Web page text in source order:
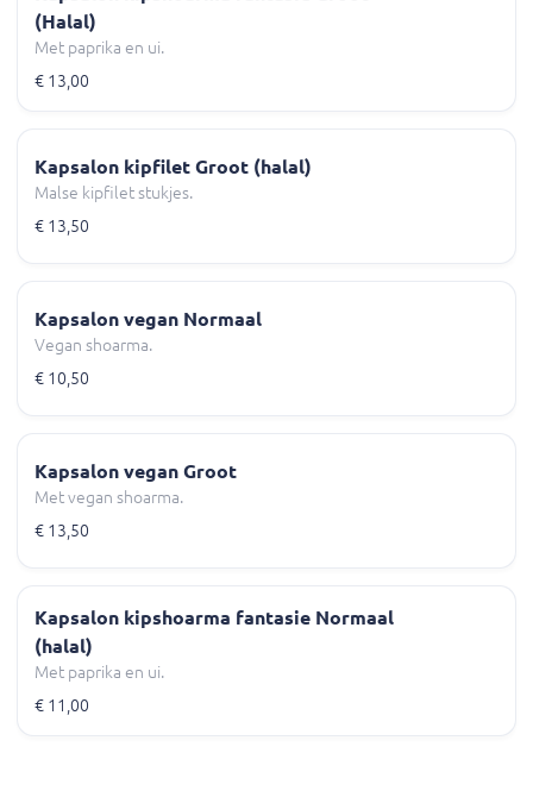
(Halal)
Met paprika en ui.
€ 13,00
Kapsalon kipfilet Groot (halal)
Malse kipfilet stukjes.
€ 13,50
Kapsalon vegan Normaal
Vegan shoarma.
€ 10,50
Kapsalon vegan Groot
Met vegan shoarma.
€ 13,50
Kapsalon kipshoarma fantasie Normaal
(halal)
Met paprika en ui.
€ 11,00